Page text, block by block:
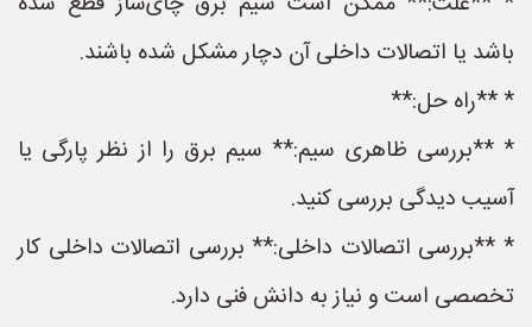
باشد یا اتصالات داخلی آن دچار مشکل شده باشند.
* **راه حل:**
* **بررسی ظاهری سیم:** سیم برق را از نظر پارگی یا
آسیب دیدگی بررسی کنید.
* **بررسی اتصالات داخلی:** بررسی اتصالات داخلی کار
تخصصی است و نیاز به دانش فنی دارد.